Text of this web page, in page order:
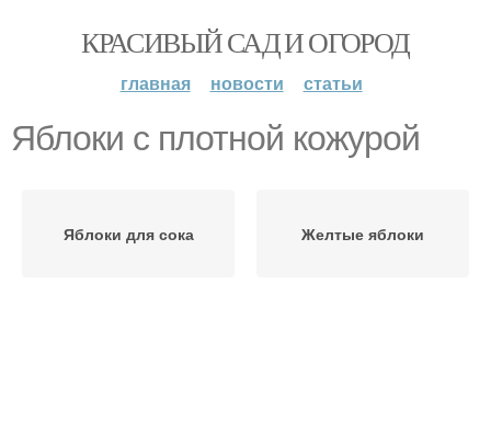
КРАСИВЫЙ САД И ОГОРОД
главная новости статьи
Яблоки с плотной кожурой
Яблоки для сока Желтые яблоки